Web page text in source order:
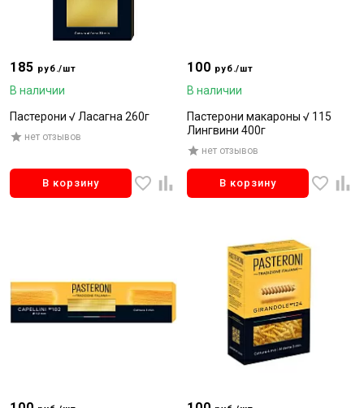
185 руб./шт
В наличии
Пастерони √ Ласагна 260г
нет отзывов
В корзину
100 руб./шт
В наличии
Пастерони макароны √ 115
Лингвини 400г
нет отзывов
В корзину